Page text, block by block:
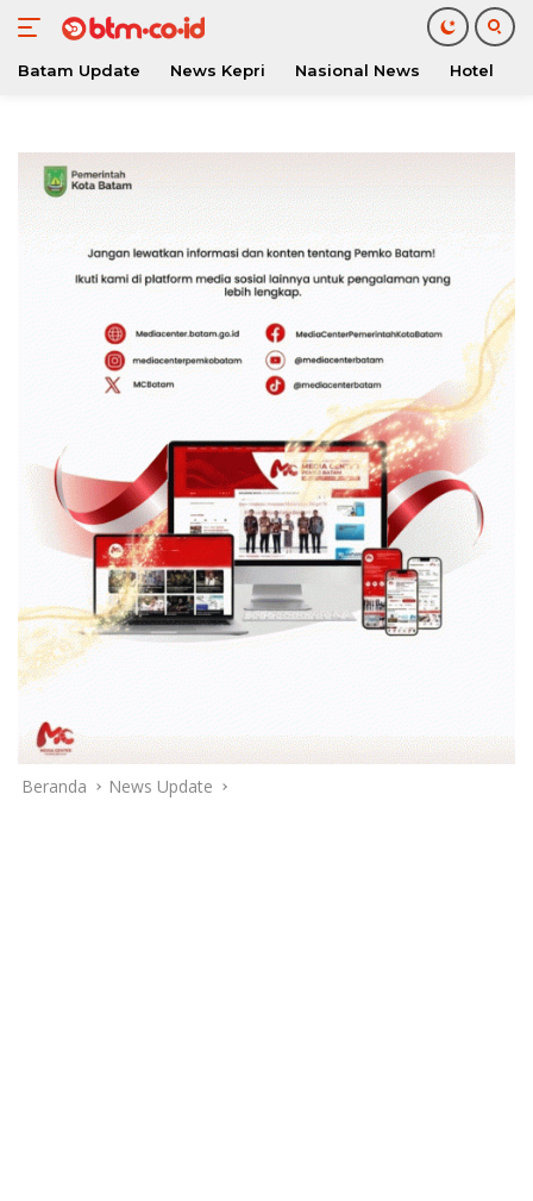
konten
Batam Update News Kepri Nasional News Hotel
Beranda News Update